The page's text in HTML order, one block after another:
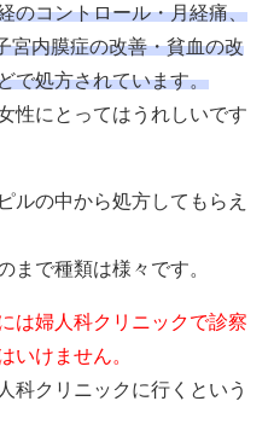
のコントロール・月経痛、
宮内膜症の改善・貧血の改
で処方されています。
性にとってはうれしいです
ルの中から処方してもらえ
まで種類は様々です。
は婦人科クリニックで診察
いけません。
科クリニックに行くという